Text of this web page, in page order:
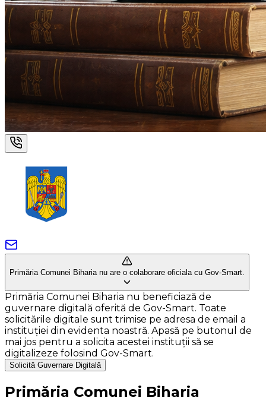
Primăria Comunei Biharia nu are o colaborare oficiala cu Gov-Smart.
Primăria Comunei Biharia nu beneficiază de
guvernare digitală oferită de Gov-Smart. Toate
solicitările digitale sunt trimise pe adresa de email a
instituției din evidenta noastră. Apasă pe butonul de
mai jos pentru a solicita acestei instituții să se
digitalizeze folosind Gov-Smart.
Solicită Guvernare Digitală
Primăria Comunei Biharia